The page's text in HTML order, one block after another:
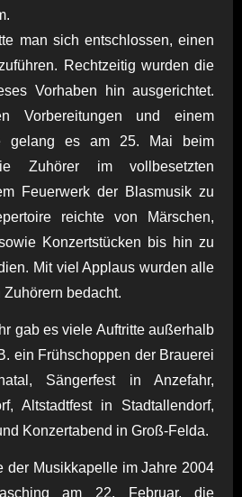
man sich entschlossen, einen
Rechtzeitig wurden die
Vorhaben hin ausgerichtet.
Vorbereitungen und einem
gelang es am 25. Mai beim
Zuhörer im vollbesetzten
Feuerwerk der Blasmusik zu
reichte von Märschen,
Konzertstücken bis hin zu
Mit viel Applaus wurden alle
bedacht.
gab es viele Auftritte außerhalb
ein Frühschoppen der Brauerei
Sängerfest in Anzefahr,
Altstadtfest in Stadtallendorf,
Konzertabend in Groß-Felda.
der Musikkapelle im Jahre 2004
am 22. Februar, die